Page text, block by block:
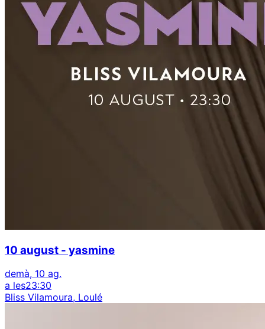
10 august - yasmine
demà, 10 ag.
a les23:30
Bliss Vilamoura, Loulé